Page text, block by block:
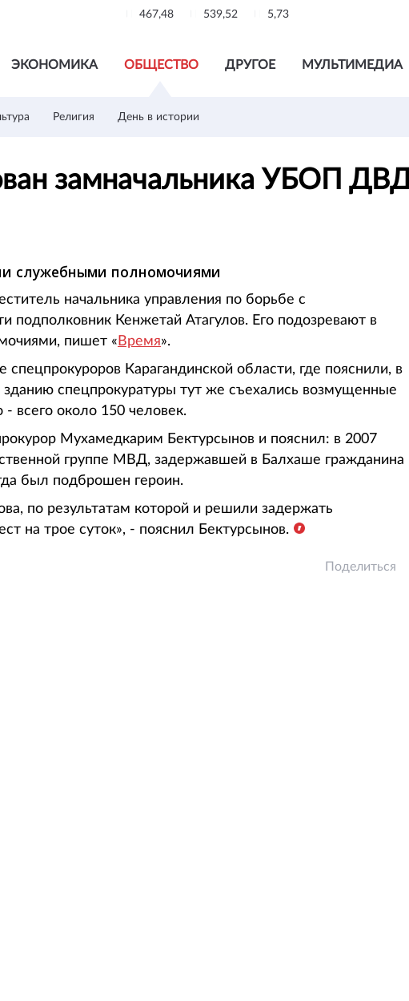
467,48 539,52 5,73
ЭКОНОМИКА ОБЩЕСТВО ДРУГОЕ МУЛЬТИМЕДИА
Религия День в истории
замначальника УБОП
служебными полномочиями
начальника управления по борьбе с
Кенжетай Атагулов. Его подозревают в
пишет « Время».
спецпрокуроров Карагандинской области, где пояснили, в
спецпрокуратуры тут же съехались возмущенные
- всего около 150 человек.
Мухамедкарим Бектурсынов и пояснил: в 2007
группе МВД, задержавшей в Балхаше гражданина
был подброшен героин.
по результатам которой и решили задержать
на трое суток», - пояснил Бектурсынов.
Поделиться